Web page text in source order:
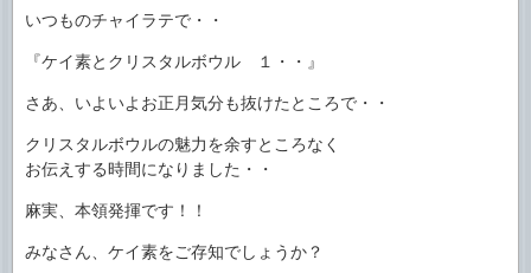
いつものチャイラテで・・
『ケイ素とクリスタルボウル １・・』
さあ、いよいよお正月気分も抜けたところで・・
クリスタルボウルの魅力を余すところなく
お伝えする時間になりました・・
麻実、本領発揮です！！
みなさん、ケイ素をご存知でしょうか？